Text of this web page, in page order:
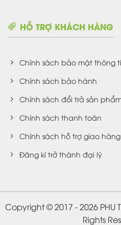
HỖ TRỢ KHÁCH HÀNG
Chính sách bảo mật thông
Chính sách bảo hành
Chính sách đổi trả sản
Chính sách thanh toán
Chính sách hỗ trợ giao hàng
Đăng kí trở thành đại lý
Copyright © 2017 - 2026 PHU
Rights